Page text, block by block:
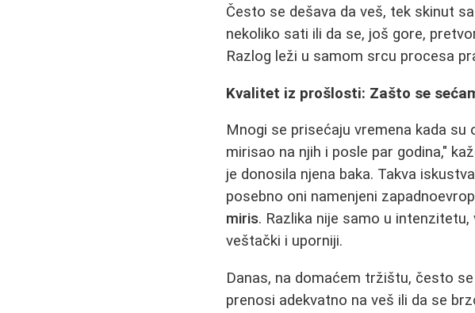
Često se dešava da veš, tek skinut
nekoliko sati ili da se, još gore,
Razlog leži u samom srcu procesa
Kvalitet iz prošlosti: Zašto se
Mnogi se prisećaju vremena kada
mirisao na njih i posle par godina,"
je donosila njena baka. Takva
posebno oni namenjeni
miris. Razlika nije samo u
veštački i uporniji.
Danas, na domaćem tržištu, često
prenosi adekvatno na veš ili da se